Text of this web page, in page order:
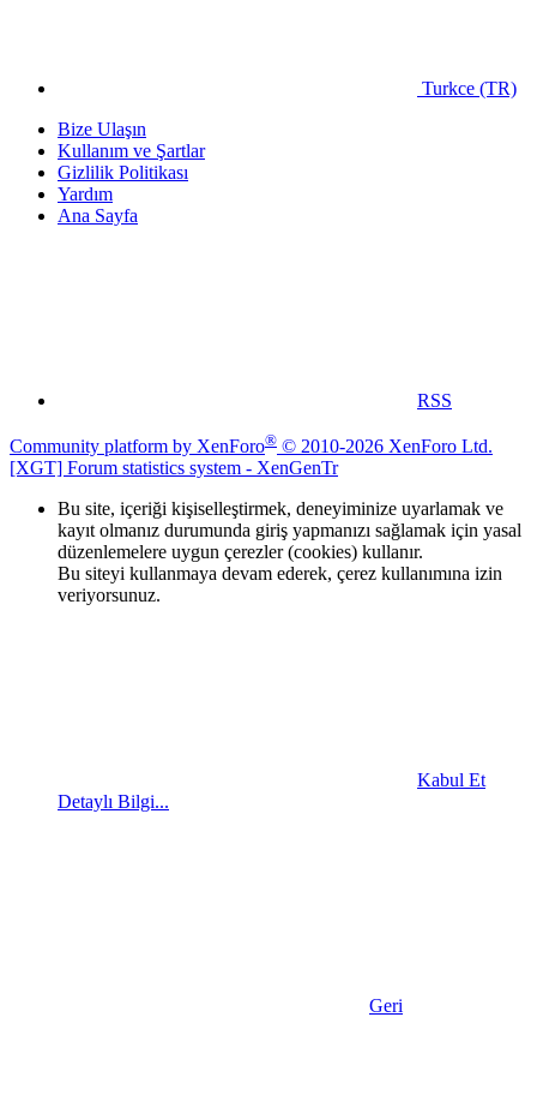
Turkce (TR)
Bize Ulaşın
Kullanım ve Şartlar
Gizlilik Politikası
Yardım
Ana Sayfa
RSS
Community platform by XenForo® © 2010-2026 XenForo Ltd.
[XGT] Forum statistics system - XenGenTr
Bu site, içeriği kişiselleştirmek, deneyiminize uyarlamak ve
kayıt olmanız durumunda giriş yapmanızı sağlamak için yasal
düzenlemelere uygun çerezler (cookies) kullanır.
Bu siteyi kullanmaya devam ederek, çerez kullanımına izin
veriyorsunuz.
Kabul Et
Detaylı Bilgi...
Geri